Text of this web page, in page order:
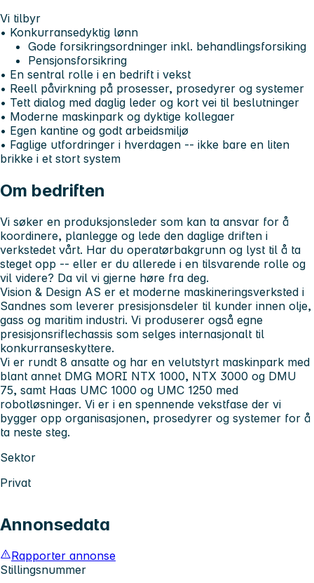
Vi tilbyr
• Konkurransedyktig lønn
Gode forsikringsordninger inkl. behandlingsforsiking
Pensjonsforsikring
• En sentral rolle i en bedrift i vekst
• Reell påvirkning på prosesser, prosedyrer og systemer
• Tett dialog med daglig leder og kort vei til beslutninger
• Moderne maskinpark og dyktige kollegaer
• Egen kantine og godt arbeidsmiljø
• Faglige utfordringer i hverdagen -- ikke bare en liten
brikke i et stort system
Om bedriften
Vi søker en produksjonsleder som kan ta ansvar for å
koordinere, planlegge og lede den daglige driften i
verkstedet vårt. Har du operatørbakgrunn og lyst til å ta
steget opp -- eller er du allerede i en tilsvarende rolle og
vil videre? Da vil vi gjerne høre fra deg.
Vision & Design AS er et moderne maskineringsverksted i
Sandnes som leverer presisjonsdeler til kunder innen olje,
gass og maritim industri. Vi produserer også egne
presisjonsriflechassis som selges internasjonalt til
konkurranseskyttere.
Vi er rundt 8 ansatte og har en velutstyrt maskinpark med
blant annet DMG MORI NTX 1000, NTX 3000 og DMU
75, samt Haas UMC 1000 og UMC 1250 med
robotløsninger. Vi er i en spennende vekstfase der vi
bygger opp organisasjonen, prosedyrer og systemer for å
ta neste steg.
Sektor
Privat
Annonsedata
Rapporter annonse
Stillingsnummer